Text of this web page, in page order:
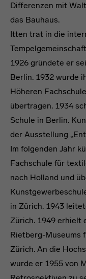
Differenzen mit
das Bauhaus.
Itten trat in die
1926 gründete er
Berlin. 1932 wurde
Höheren
übertragen. 1934
Schule in Berlin.
der Ausstellung
Im folgenden Jahr
Fachschule für
nach Holland und
in Zürich. 1943
Zürich. 1949 erhielt
Rietberg-Museums
Zürich. An die
wurde er 1955 von